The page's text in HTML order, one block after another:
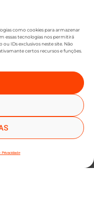
como cookies para armazenar
essas tecnologias nos permitirá
IDs exclusivos neste site. Não
certos recursos e funções.
Privacidade
●